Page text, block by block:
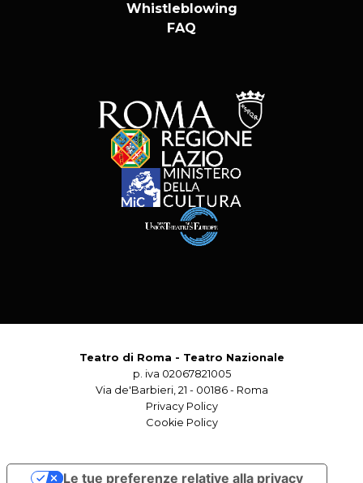
Whistleblowing
FAQ
Teatro di Roma - Teatro Nazionale
p. iva 02067821005
Via de'Barbieri, 21 - 00186 - Roma
Privacy Policy
Cookie Policy
Le tue preferenze relative alla privacy